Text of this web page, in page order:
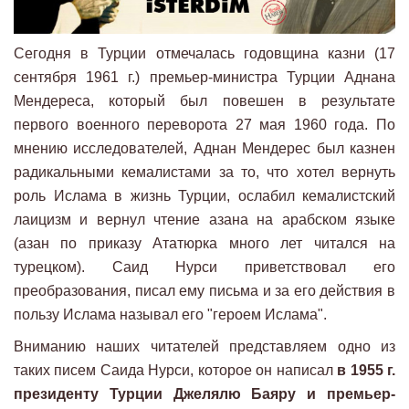
Сегодня в Турции отмечалась годовщина казни (17
сентября 1961 г.) премьер-министра Турции Аднана
Мендереса, который был повешен в результате
первого военного переворота 27 мая 1960 года. По
мнению исследователей, Аднан Мендерес был казнен
радикальными кемалистами за то, что хотел вернуть
роль Ислама в жизнь Турции, ослабил кемалистский
лаицизм и вернул чтение азана на арабском языке
(азан по приказу Ататюрка много лет читался на
турецком). Саид Нурси приветствовал его
преобразования, писал ему письма и за его действия в
пользу Ислама называл его "героем Ислама".
Вниманию наших читателей представляем одно из
таких писем Саида Нурси, которое он написал в 1955 г.
президенту Турции Джелялю Баяру и премьер-